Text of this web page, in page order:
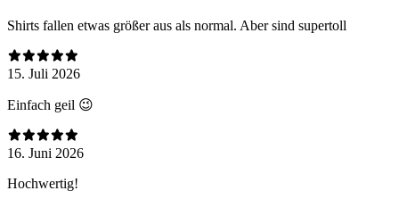
Shirts fallen etwas größer aus als normal. Aber sind supertoll
15. Juli 2026
Einfach geil 😉
16. Juni 2026
Hochwertig!